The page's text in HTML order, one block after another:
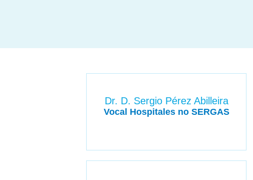
Dr. D. Sergio Pérez Abilleira
Vocal Hospitales no SERGAS